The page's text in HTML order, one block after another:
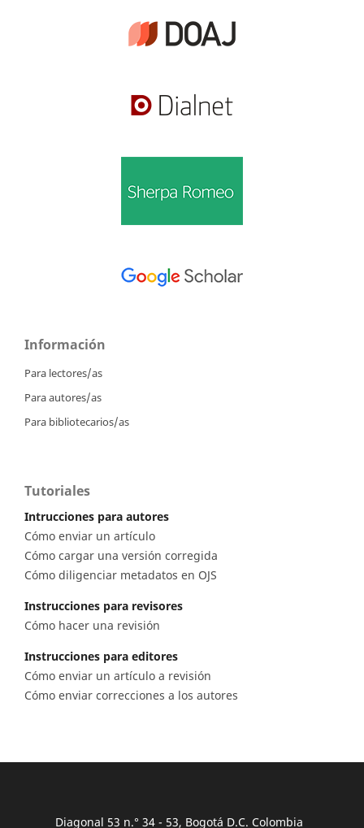
Información
Para lectores/as
Para autores/as
Para bibliotecarios/as
Tutoriales
Intrucciones para autores
Cómo enviar un artículo
Cómo cargar una versión corregida
Cómo diligenciar metadatos en OJS
Instrucciones para revisores
Cómo hacer una revisión
Instrucciones para editores
Cómo enviar un artículo a revisión
Cómo enviar correcciones a los autores
Diagonal 53 n.° 34 - 53, Bogotá D.C. Colombia